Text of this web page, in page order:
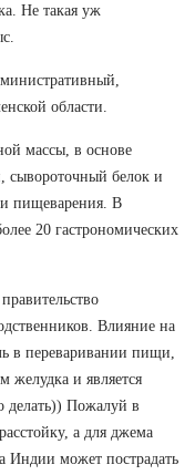
Не такая уж
области.
массы, в основе
сывороточный белок и
пищеварения. В
20 гастрономических
Влияние на
в переваривании пищи,
желудка и является
делать)) Пожалуй в
а для джема
Индии может пострадать